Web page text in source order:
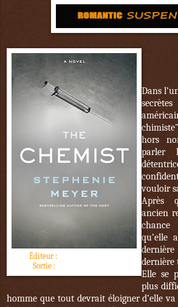
Éditeur :
Sortie :
Dans
hors
parler
vouloir
Après
ancien
qu’elle
dernière
Elle se
plus
homme que tout devrait éloigner d’elle